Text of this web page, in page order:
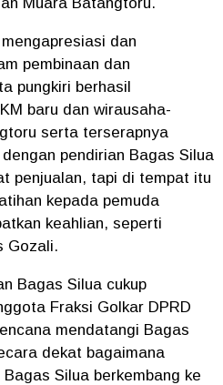
dan
pembinaan dan
pungkiri berhasil
baru dan wirausaha-
serta terserapnya
pendirian Bagas Silua
penjualan, tapi di tempat itu
kepada pemuda
keahlian, seperti
Gozali.
Bagas Silua cukup
Fraksi Golkar DPRD
mendatangi Bagas
dekat bagaimana
Silua berkembang ke